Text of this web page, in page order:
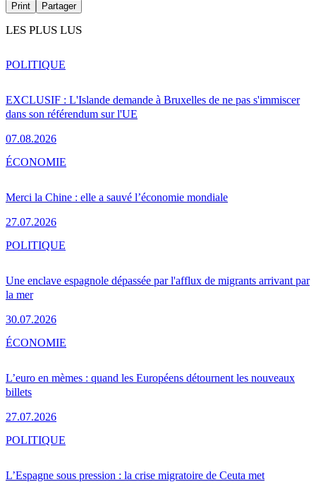
Print Partager
LES PLUS LUS
EXCLUSIF : L'Islande demande à Bruxelles de ne pas s'immiscer
dans son référendum sur l'UE
07.08.2026
POLITIQUE
Merci la Chine : elle a sauvé l’économie mondiale
27.07.2026
ÉCONOMIE
Une enclave espagnole dépassée par l'afflux de migrants arrivant par
la mer
30.07.2026
POLITIQUE
L’euro en mèmes : quand les Européens détournent les nouveaux
billets
27.07.2026
ÉCONOMIE
L’Espagne sous pression : la crise migratoire de Ceuta met
POLITIQUE